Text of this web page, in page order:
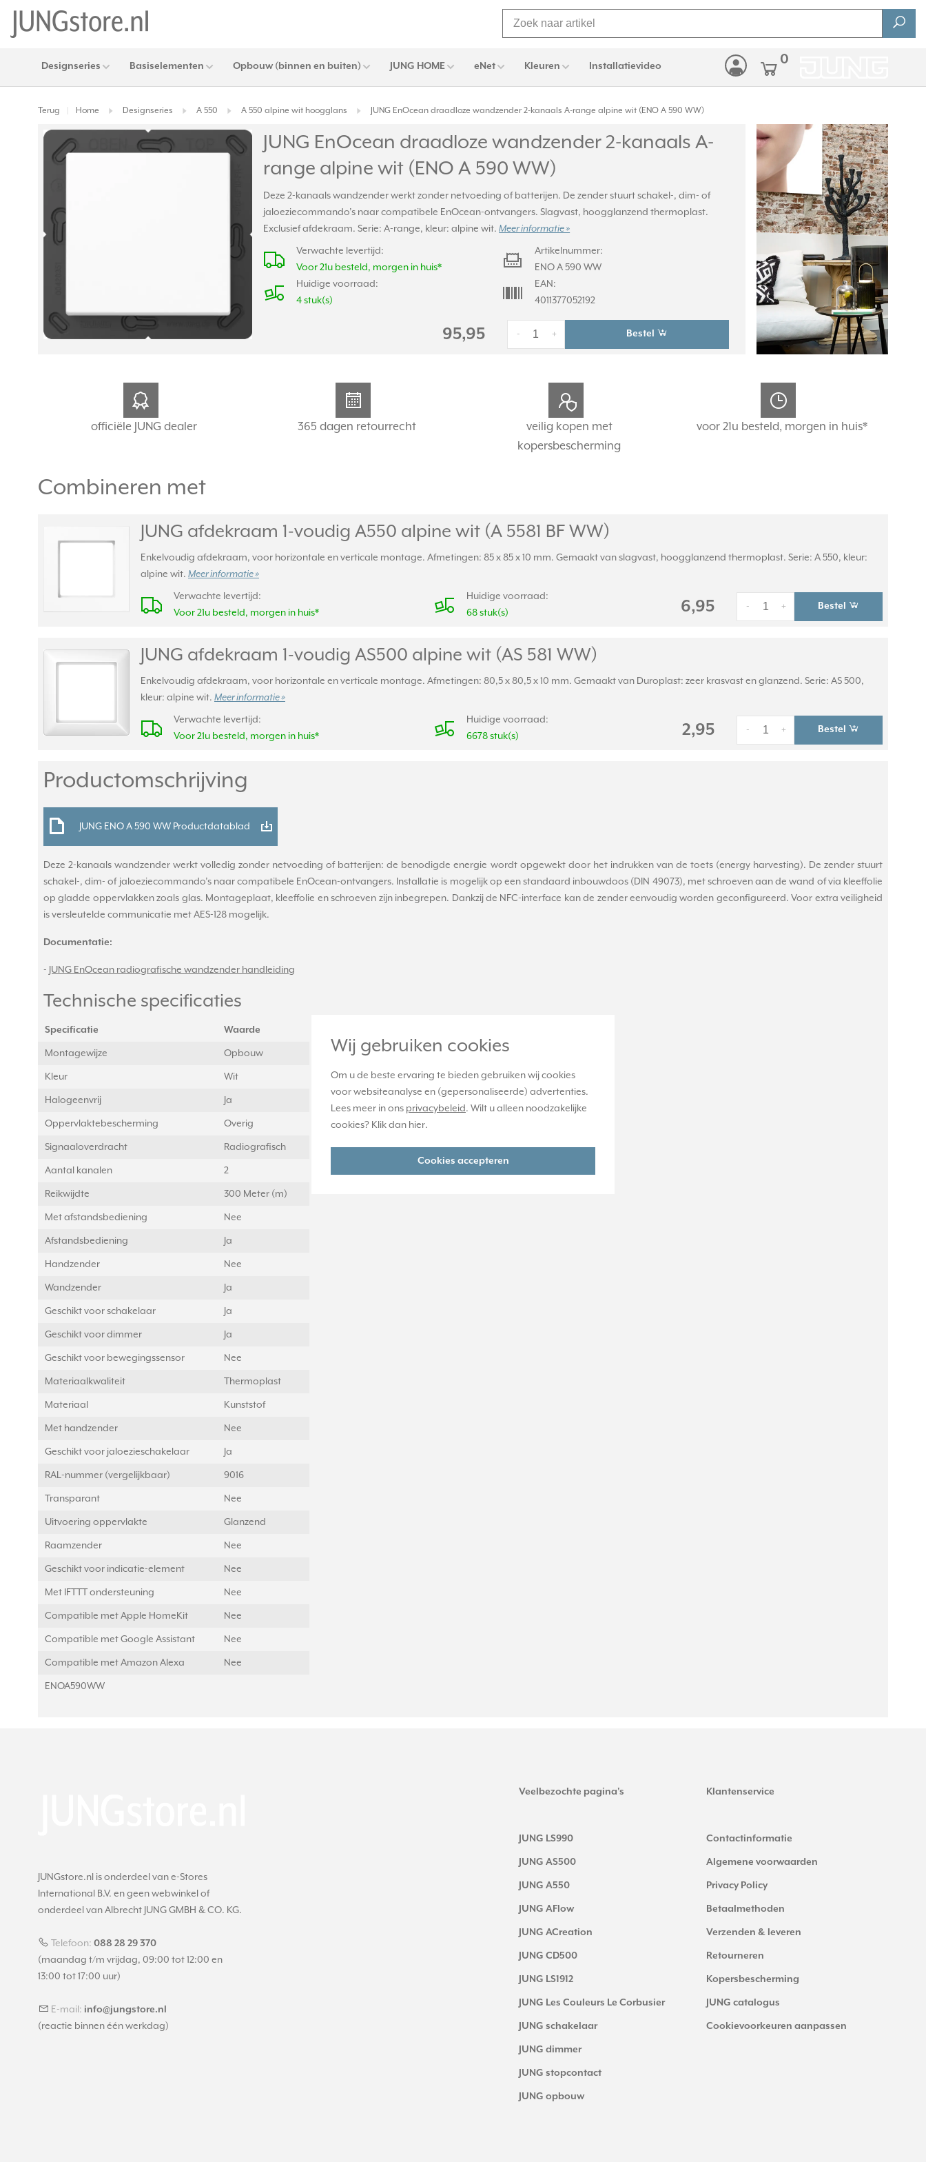
Wij gebruiken cookies
Om u de beste ervaring te bieden gebruiken wij cookies
voor websiteanalyse en (gepersonaliseerde) advertenties.
Lees meer in ons privacybeleid. Wilt u alleen noodzakelijke
cookies? Klik dan hier.
Cookies accepteren
Designseries Basiselementen Opbouw (binnen en buiten) JUNG HOME eNet Kleuren Installatievideo 0
Terug Home Designseries A 550 A 550 alpine wit hoogglans JUNG EnOcean draadloze wandzender 2-kanaals A-range alpine wit (ENO A 590 WW)
JUNG EnOcean draadloze wandzender 2-kanaals A-
range alpine wit (ENO A 590 WW)
Deze 2-kanaals wandzender werkt zonder netvoeding of batterijen. De zender stuurt schakel-, dim- of
jaloeziecommando’s naar compatibele EnOcean-ontvangers. Slagvast, hoogglanzend thermoplast.
Exclusief afdekraam. Serie: A-range, kleur: alpine wit.Meer informatie »
Verwachte levertijd:
Voor 21u besteld, morgen in huis*
Huidige voorraad:
4 stuk(s)
Artikelnummer:
ENO A 590 WW
EAN:
4011377052192
95,95 +
- Bestel
officiële JUNG dealer 365 dagen retourrecht
veilig kopen met
kopersbescherming
voor 21u besteld, morgen in huis*
Combineren met
JUNG afdekraam 1-voudig A550 alpine wit (A 5581 BF WW)
Enkelvoudig afdekraam, voor horizontale en verticale montage. Afmetingen: 85 x 85 x 10 mm. Gemaakt van slagvast, hoogglanzend thermoplast. Serie: A 550, kleur:
alpine wit. Meer informatie »
Verwachte levertijd:
Voor 21u besteld, morgen in huis*
Huidige voorraad:
68 stuk(s)
6,95 +
- Bestel
JUNG afdekraam 1-voudig AS500 alpine wit (AS 581 WW)
Enkelvoudig afdekraam, voor horizontale en verticale montage. Afmetingen: 80,5 x 80,5 x 10 mm. Gemaakt van Duroplast: zeer krasvast en glanzend. Serie: AS 500,
kleur: alpine wit. Meer informatie »
Verwachte levertijd:
Voor 21u besteld, morgen in huis*
Huidige voorraad:
6678 stuk(s)
2,95 +
- Bestel
Productomschrijving
JUNG ENO A 590 WW Productdatablad
Deze 2-kanaals wandzender werkt volledig zonder netvoeding of batterijen: de benodigde energie wordt opgewekt door het indrukken van de toets (energy harvesting). De zender stuurt
schakel-, dim- of jaloeziecommando’s naar compatibele EnOcean-ontvangers. Installatie is mogelijk op een standaard inbouwdoos (DIN 49073), met schroeven aan de wand of via kleeffolie
op gladde oppervlakken zoals glas. Montageplaat, kleeffolie en schroeven zijn inbegrepen. Dankzij de NFC-interface kan de zender eenvoudig worden geconfigureerd. Voor extra veiligheid
is versleutelde communicatie met AES-128 mogelijk.
Documentatie:
- JUNG EnOcean radiografische wandzender handleiding
Technische specificaties
Specificatie Waarde
Montagewijze Opbouw
Kleur Wit
Halogeenvrij Ja
Oppervlaktebescherming Overig
Signaaloverdracht Radiografisch
Aantal kanalen 2
Reikwijdte 300 Meter (m)
Met afstandsbediening Nee
Afstandsbediening Ja
Handzender Nee
Wandzender Ja
Geschikt voor schakelaar Ja
Geschikt voor dimmer Ja
Geschikt voor bewegingssensor Nee
Materiaalkwaliteit Thermoplast
Materiaal Kunststof
Met handzender Nee
Geschikt voor jaloezieschakelaar Ja
RAL-nummer (vergelijkbaar) 9016
Transparant Nee
Uitvoering oppervlakte Glanzend
Raamzender Nee
Geschikt voor indicatie-element Nee
Met IFTTT ondersteuning Nee
Compatible met Apple HomeKit Nee
Compatible met Google Assistant Nee
Compatible met Amazon Alexa Nee
ENOA590WW
JUNGstore.nl is onderdeel van e-Stores
International B.V. en geen webwinkel of
onderdeel van Albrecht JUNG GMBH & CO. KG.
Telefoon: 088 28 29 370
(maandag t/m vrijdag, 09:00 tot 12:00 en
13:00 tot 17:00 uur)
E-mail: info@jungstore.nl
(reactie binnen één werkdag)
Veelbezochte pagina's
JUNG LS990
JUNG AS500
JUNG A550
JUNG AFlow
JUNG ACreation
JUNG CD500
JUNG LS1912
JUNG Les Couleurs Le Corbusier
JUNG schakelaar
JUNG dimmer
JUNG stopcontact
JUNG opbouw
Klantenservice
Contactinformatie
Algemene voorwaarden
Privacy Policy
Betaalmethoden
Verzenden & leveren
Retourneren
Kopersbescherming
JUNG catalogus
Cookievoorkeuren aanpassen